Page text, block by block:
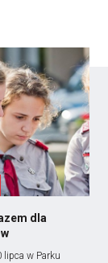
dla
lipca w Parku